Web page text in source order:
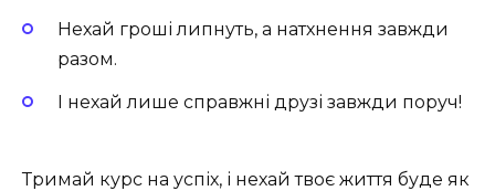
Нехай гроші липнуть, а натхнення завжди
разом.
І нехай лише справжні друзі завжди поруч!
Тримай курс на успіх, і нехай твоє життя буде як